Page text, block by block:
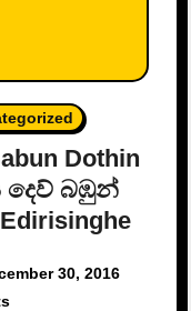
Dothin
දෙව් බඹුන්
30, 2016